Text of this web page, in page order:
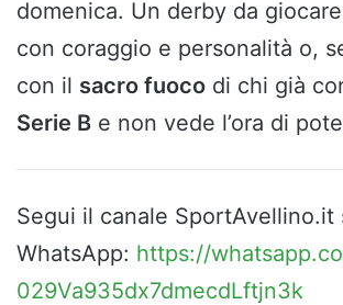
domenica. Un derby da
con coraggio e personalità o,
con il sacro fuoco di chi già
Serie B e non vede l’ora di
Segui il canale SportAvellino.it
WhatsApp: https://
029Va935dx7dmecdLftjn3k